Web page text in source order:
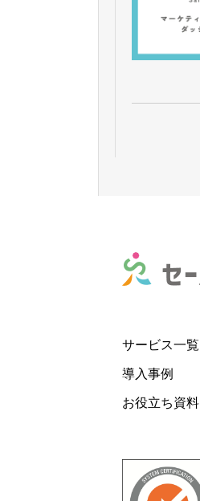
サービス一覧
導入事例
お役立ち資料